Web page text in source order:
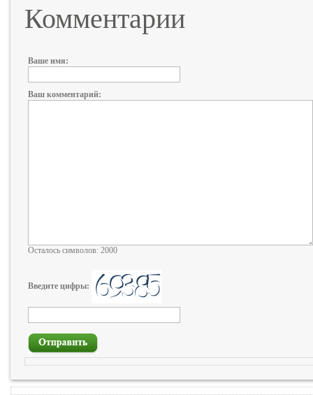
Комментарии
Ваше имя:
Ваш комментарий:
Осталось символов: 2000
Введите цифры: